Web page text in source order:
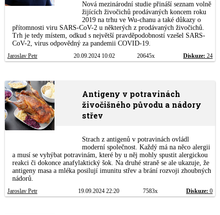
Nová mezinárodní studie přináší seznam volně
žijících živočichů prodávaných koncem roku
2019 na trhu ve Wu-chanu a také důkazy o
přítomnosti viru SARS-CoV-2 u některých z prodávaných živočichů.
Trh je tedy místem, odkud s největší pravděpodobností vzešel SARS-
CoV-2, virus odpovědný za pandemii COVID-19.
Jaroslav Petr 20.09.2024 10:02 20645x Diskuze: 24
Antigeny v potravinách
živočišného původu a nádory
střev
Strach z antigenů v potravinách ovládl
moderní společnost. Každý má na něco alergii
a musí se vyhýbat potravinám, které by u něj mohly spustit alergickou
reakci či dokonce anafylaktický šok. Na druhé straně se ale ukazuje, že
antigeny masa a mléka posilují imunitu střev a brání rozvoji zhoubných
nádorů.
Jaroslav Petr 19.09.2024 22:20 7583x Diskuze: 0